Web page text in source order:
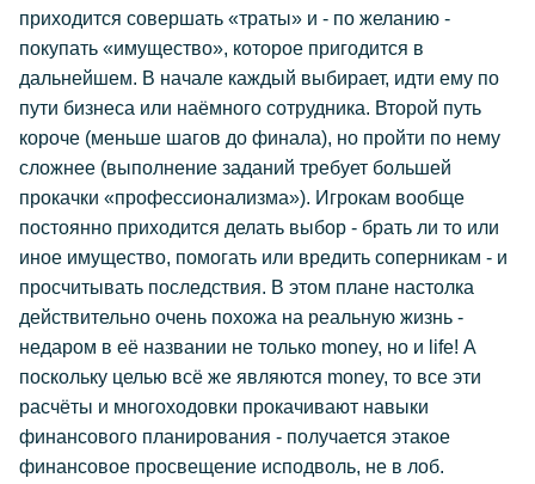
приходится совершать «траты» и - по желанию -
покупать «имущество», которое пригодится в
дальнейшем. В начале каждый выбирает, идти ему по
пути бизнеса или наёмного сотрудника. Второй путь
короче (меньше шагов до финала), но пройти по нему
сложнее (выполнение заданий требует большей
прокачки «профессионализма»). Игрокам вообще
постоянно приходится делать выбор - брать ли то или
иное имущество, помогать или вредить соперникам - и
просчитывать последствия. В этом плане настолка
действительно очень похожа на реальную жизнь -
недаром в её названии не только money, но и life! А
поскольку целью всё же являются money, то все эти
расчёты и многоходовки прокачивают навыки
финансового планирования - получается этакое
финансовое просвещение исподволь, не в лоб.